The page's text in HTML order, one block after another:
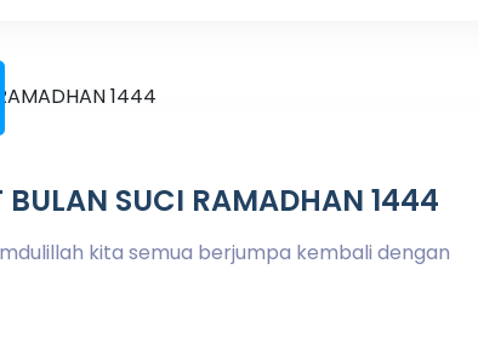
SUCI RAMADHAN 1444
kita semua berjumpa kembali dengan